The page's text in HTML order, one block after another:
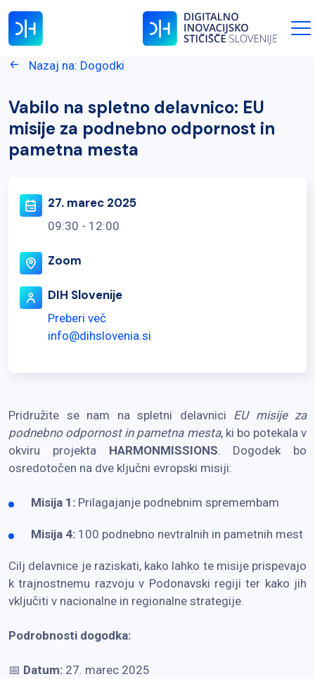
Nazaj na: Dogodki
Vabilo na spletno delavnico: EU
misije za podnebno odpornost in
pametna mesta
27. marec 2025
09:30 - 12:00
Zoom
DIH Slovenije
Preberi več
info@dihslovenia.si
Pridružite se nam na spletni delavnici EU misije za
podnebno odpornost in pametna mesta, ki bo potekala v
okviru projekta HARMONMISSIONS . Dogodek bo
osredotočen na dve ključni evropski misiji:
Misija 1: Prilagajanje podnebnim spremembam
Misija 4: 100 podnebno nevtralnih in pametnih mest
Cilj delavnice je raziskati, kako lahko te misije prispevajo
k trajnostnemu razvoju v Podonavski regiji ter kako jih
vključiti v nacionalne in regionalne strategije.
Podrobnosti dogodka:
📅 Datum: 27. marec 2025